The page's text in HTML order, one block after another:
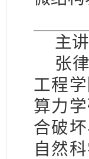
主
张
工程
算力
合破
自然